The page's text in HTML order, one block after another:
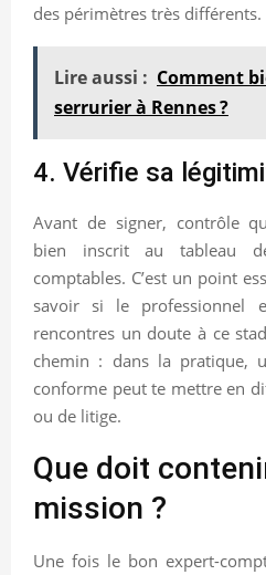
des périmètres très différents.
Lire aussi : Comment
serrurier à Rennes ?
4. Vérifie sa
Avant de signer, contrôle
bien inscrit au tableau
comptables. C’est un point
savoir si le professionnel
rencontres un doute à ce
chemin : dans la pratique,
conforme peut te mettre en
ou de litige.
Que doit
mission ?
Une fois le bon expert-